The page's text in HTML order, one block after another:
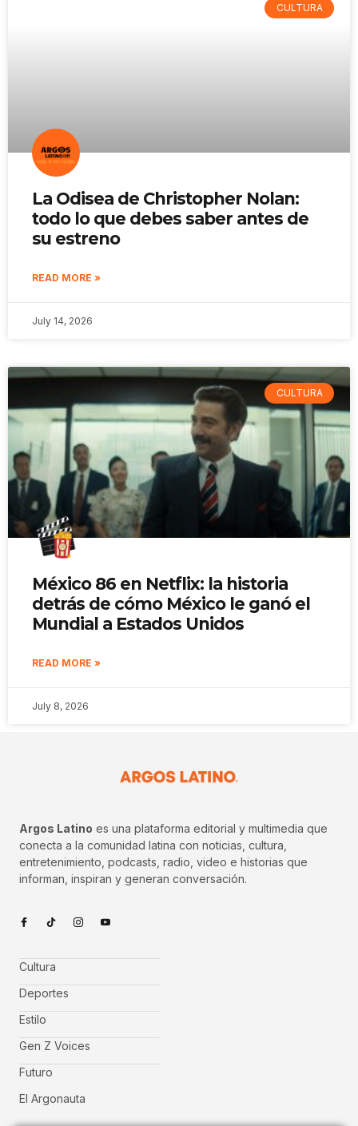
CULTURA
La Odisea de Christopher Nolan:
todo lo que debes saber antes de
su estreno
READ MORE »
July 14, 2026
CULTURA
México 86 en Netflix: la historia
detrás de cómo México le ganó el
Mundial a Estados Unidos
READ MORE »
July 8, 2026
Argos Latino es una plataforma editorial y multimedia que
conecta a la comunidad latina con noticias, cultura,
entretenimiento, podcasts, radio, video e historias que
informan, inspiran y generan conversación.
Cultura
Deportes
Estilo
Gen Z Voices
Futuro
El Argonauta